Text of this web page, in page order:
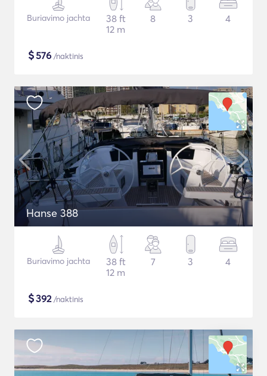
Buriavimo jachta
38 ft
12 m
8 3 4
$576 /naktinis
Hanse 388
Buriavimo jachta
38 ft
12 m
7 3 4
$392/naktinis